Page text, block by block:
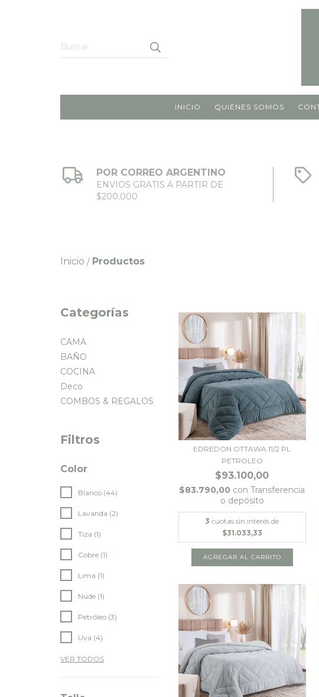
INICIO QUIÉNES SOMOS
POR CORREO ARGENTINO
ENVIOS GRATIS A PARTIR DE
$200.000
Inicio / Productos
Categorías
CAMA
BAÑO
COCINA
Deco
COMBOS & REGALOS
Filtros
Color
Blanco (44)
Lavanda (2)
Tiza (1)
Cobre (1)
Lima (1)
Nude (1)
Petróleo (3)
Uva (4)
VER TODOS
EDREDON OTTAWA 11/2 PL
PETROLEO
$93.100,00
$83.790,00 con Transferencia
o depósito
3 cuotas sin interés de
$31.033,33